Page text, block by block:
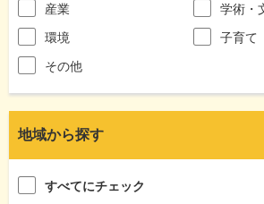
産業
学術・
環境
子育て
その他
地域から探す
すべてにチェック